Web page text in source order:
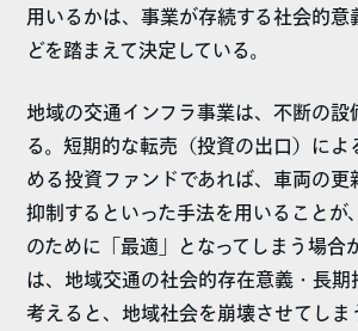
用いるかは、事業が存続する社会的意
どを踏まえて決定している。
地域の交通インフラ事業は、不断の設
る。短期的な転売（投資の出口）に
める投資ファンドであれば、車両の
抑制するといった手法を用いることが
のために「最適」となってしまう場合
は、地域交通の社会的存在意義・長期
考えると、地域社会を崩壊させてしま